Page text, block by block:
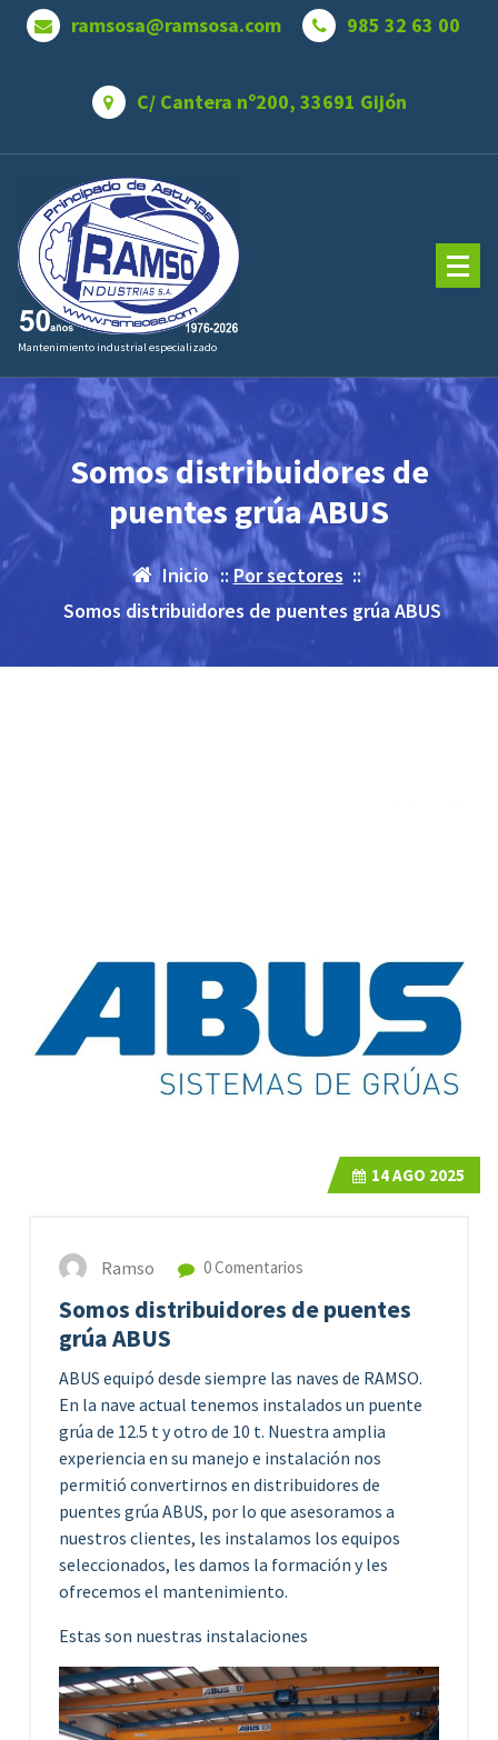
Saltar
ramsosa@ramsosa.com 985 32 63 00
C/ Cantera nº200, 33691 Gijón
Mantenimiento industrial especializado
Somos distribuidores de
puentes grúa ABUS
Inicio :: Por sectores ::
Somos distribuidores de puentes grúa ABUS
14AGO 2025
Ramso 0 Comentarios
Somos distribuidores de puentes
grúa ABUS
ABUS equipó desde siempre las naves de RAMSO.
En la nave actual tenemos instalados un puente
grúa de 12.5 t y otro de 10 t. Nuestra amplia
experiencia en su manejo e instalación nos
permitió convertirnos en distribuidores de
puentes grúa ABUS, por lo que asesoramos a
nuestros clientes, les instalamos los equipos
seleccionados, les damos la formación y les
ofrecemos el mantenimiento.
Estas son nuestras instalaciones